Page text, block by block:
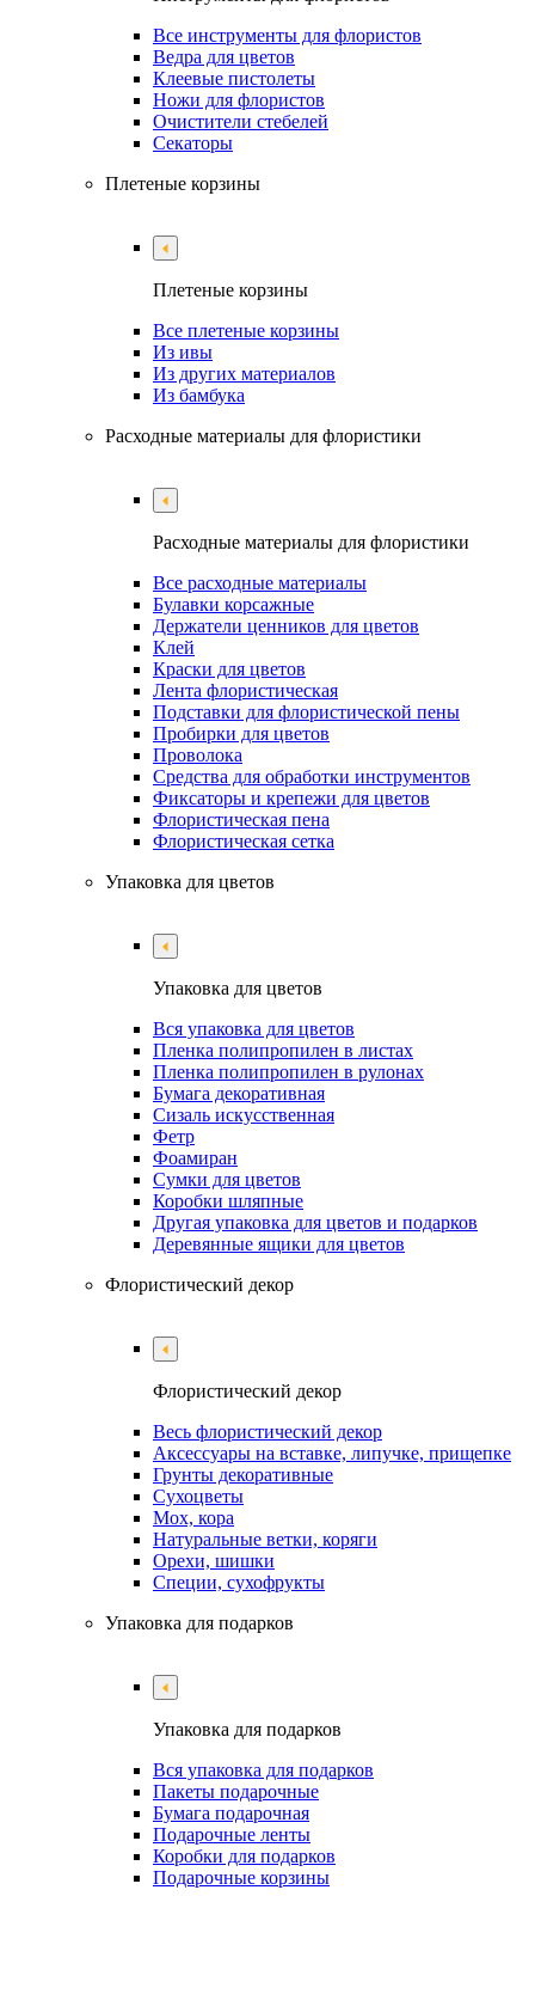
Все инструменты для флористов
Ведра для цветов
Клеевые пистолеты
Ножи для флористов
Очистители стебелей
Секаторы
Плетеные корзины
Плетеные корзины
Все плетеные корзины
Из ивы
Из других материалов
Из бамбука
Расходные материалы для флористики
Расходные материалы для флористики
Все расходные материалы
Булавки корсажные
Держатели ценников для цветов
Клей
Краски для цветов
Лента флористическая
Подставки для флористической пены
Пробирки для цветов
Проволока
Средства для обработки инструментов
Фиксаторы и крепежи для цветов
Флористическая пена
Флористическая сетка
Упаковка для цветов
Упаковка для цветов
Вся упаковка для цветов
Пленка полипропилен в листах
Пленка полипропилен в рулонах
Бумага декоративная
Сизаль искусственная
Фетр
Фоамиран
Сумки для цветов
Коробки шляпные
Другая упаковка для цветов и подарков
Деревянные ящики для цветов
Флористический декор
Флористический декор
Весь флористический декор
Аксессуары на вставке, липучке, прищепке
Грунты декоративные
Сухоцветы
Мох, кора
Натуральные ветки, коряги
Орехи, шишки
Специи, сухофрукты
Упаковка для подарков
Упаковка для подарков
Вся упаковка для подарков
Пакеты подарочные
Бумага подарочная
Подарочные ленты
Коробки для подарков
Подарочные корзины